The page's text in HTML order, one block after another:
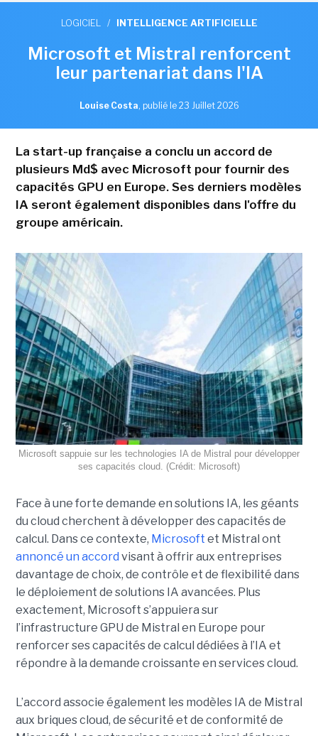
LOGICIEL / INTELLIGENCE ARTIFICIELLE
Microsoft et Mistral renforcent
leur partenariat dans l'IA
Louise Costa, publié le 23 Juillet 2026
La start-up française a conclu un accord de
plusieurs Md$ avec Microsoft pour fournir des
capacités GPU en Europe. Ses derniers modèles
IA seront également disponibles dans l'offre du
groupe américain.
Microsoft sappuie sur les technologies IA de Mistral pour développer
ses capacités cloud. (Crédit: Microsoft)
Face à une forte demande en solutions IA, les géants
du cloud cherchent à développer des capacités de
calcul. Dans ce contexte, Microsoft et Mistral ont
annoncé un accord visant à offrir aux entreprises
davantage de choix, de contrôle et de flexibilité dans
le déploiement de solutions IA avancées. Plus
exactement, Microsoft s’appuiera sur
l’infrastructure GPU de Mistral en Europe pour
renforcer ses capacités de calcul dédiées à l’IA et
répondre à la demande croissante en services cloud.
L’accord associe également les modèles IA de Mistral
aux briques cloud, de sécurité et de conformité de